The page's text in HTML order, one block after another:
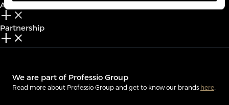
About
add_2 close
Partnership
add_2 close
We are part of Professio Group
Read more about Professio Group and get to know our brands here.